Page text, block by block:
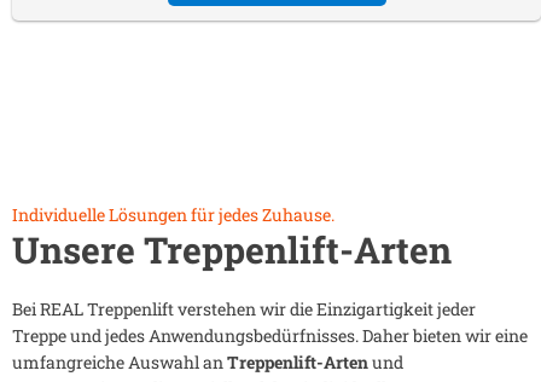
Individuelle Lösungen für jedes Zuhause.
Unsere Treppenlift-Arten
Bei REAL Treppenlift verstehen wir die Einzigartigkeit jeder
Treppe und jedes Anwendungsbedürfnisses. Daher bieten wir eine
umfangreiche Auswahl anTreppenlift-Artenund